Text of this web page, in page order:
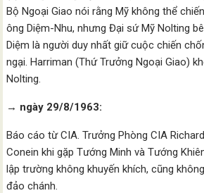
Bộ Ngoại Giao nói rằng Mỹ không thể
ông Diệm-Nhu, nhưng Đại sứ Mỹ Nolting
Diệm là người duy nhất giữ cuộc chiến
ngại. Harriman (Thứ Trưởng Ngoại Giao)
Nolting.
→ ngày 29/8/1963:
Báo cáo từ CIA. Trưởng Phòng CIA
Conein khi gặp Tướng Minh và Tướng
lập trường không khuyến khích, cũng
đảo chánh.